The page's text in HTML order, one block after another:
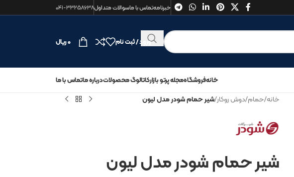
خبرنامهتماس با ماسوالات متداول۰۴۱-۳۳۲۵۸۶۳۸
ورود / ثبت نام ۰ریال
خانهفروشگاهمجله پرتو بازارکاتالوگ محصولاتدرباره ماتماس با ما
خانه/حمام/دوش روکار/شیر حمام شودر مدل لیون
شیر حمام شودر مدل لیون